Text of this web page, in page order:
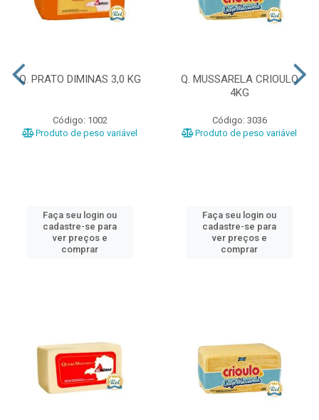
Q. PRATO DIMINAS 3,0 KG
Código: 1002
Produto de peso variável
Faça seu login ou
cadastre-se para
ver preços e
comprar
Q. MUSSARELA CRIOULO
4KG
Código: 3036
Produto de peso variável
Faça seu login ou
cadastre-se para
ver preços e
comprar